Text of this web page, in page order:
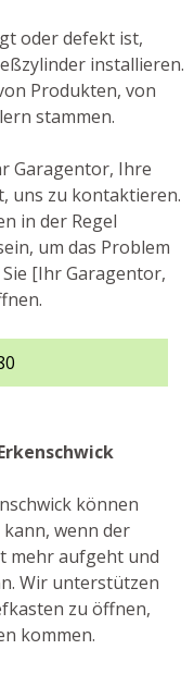
oder defekt ist,
installieren.
Produkten, von
stammen.
Garagentor, Ihre
uns zu kontaktieren.
in der Regel
um das Problem
[Ihr Garagentor,
können
wenn der
mehr aufgeht und
Wir unterstützen
zu öffnen,
kommen.